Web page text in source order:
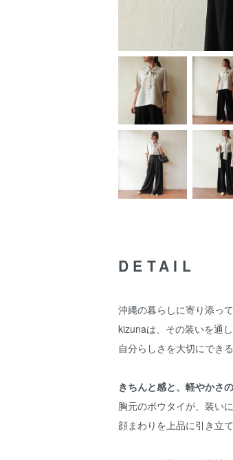
DETAIL
沖縄の暮らしに寄り添っ
kizunaは、その装いを通
自分らしさを大切にでき
きちんと感と、軽やかさ
胸元のボウタイが、装い
顔まわりを上品に引き立て